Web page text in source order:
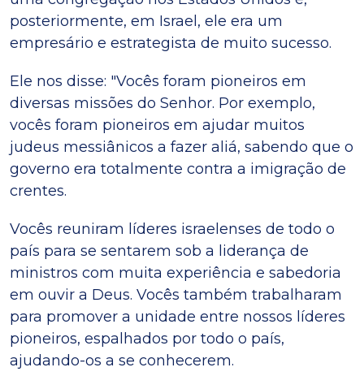
posteriormente, em Israel, ele era um
empresário e estrategista de muito sucesso.
Ele nos disse: "Vocês foram pioneiros em
diversas missões do Senhor. Por exemplo,
vocês foram pioneiros em ajudar muitos
judeus messiânicos a fazer aliá, sabendo que o
governo era totalmente contra a imigração de
crentes.
Vocês reuniram líderes israelenses de todo o
país para se sentarem sob a liderança de
ministros com muita experiência e sabedoria
em ouvir a Deus. Vocês também trabalharam
para promover a unidade entre nossos líderes
pioneiros, espalhados por todo o país,
ajudando-os a se conhecerem.